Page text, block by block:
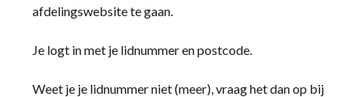
afdelingswebsite te gaan.
Je logt in met je lidnummer en postcode.
Weet je je lidnummer niet (meer), vraag het dan op bij